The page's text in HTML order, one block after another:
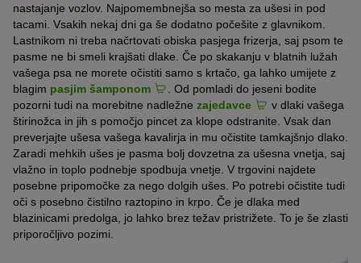
nastajanje vozlov. Najpomembnejša so mesta za ušesi in pod
tacami. Vsakih nekaj dni ga še dodatno počešite z glavnikom.
Lastnikom ni treba načrtovati obiska pasjega frizerja, saj psom te
pasme ne bi smeli krajšati dlake. Če po skakanju v blatnih lužah
vašega psa ne morete očistiti samo s krtačo, ga lahko umijete z
blagim pasjim šamponom
. Od pomladi do jeseni bodite
pozorni tudi na morebitne nadležne zajedavce
v dlaki vašega
štirinožca in jih s pomočjo pincet za klope odstranite. Vsak dan
preverjajte ušesa vašega kavalirja in mu očistite tamkajšnjo dlako.
Zaradi mehkih ušes je pasma bolj dovzetna za ušesna vnetja, saj
vlažno in toplo podnebje spodbuja vnetje. V trgovini najdete
posebne pripomočke za nego dolgih ušes. Po potrebi očistite tudi
oči s posebno čistilno raztopino in krpo. Če je dlaka med
blazinicami predolga, jo lahko brez težav pristrižete. To je še zlasti
priporočljivo pozimi.